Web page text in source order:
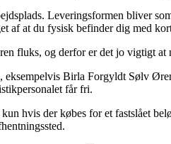
Leveringsformen bliver
at du fysisk befinder dig med
fluks, og derfor er det jo vigtigt
Birla Forgyldt Sølv
får fri.
hvis der købes for et fastslået